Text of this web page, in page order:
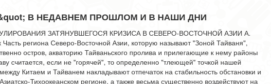
В НЕДАВНЕМ ПРОШЛОМ И В НАШИ ДНИ
ЗАТЯНУВШЕГОСЯ КРИЗИСА В СЕВЕРО-ВОСТОЧНОЙ АЗИИ А.
региона Северо-Восточной Азии, которую называют "Зоной Тайваня",
остров, акваторию Тайваньского пролива и прилегающие к нему районы
считается, если не "горячей", то определенно "тлеющей" точкой нашей
Китаем и Тайванем накладывают отпечаток на стабильность обстановки и
Тихоокеанском регионе, а также весьма существенно воздействуют на